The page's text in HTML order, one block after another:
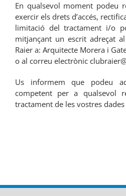
En qualsevol moment podeu
exercir els drets d’accés,
limitació del tractament i/o
mitjançant un escrit adreçat
Raier a: Arquitecte Morera i
o al correu electrònic
Us informem que podeu
competent per a qualsevol
tractament de les vostres